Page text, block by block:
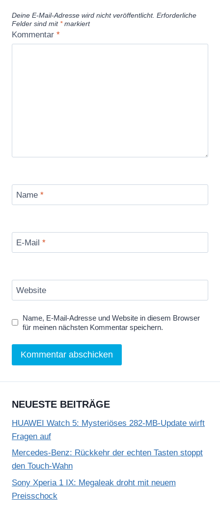
Deine E-Mail-Adresse wird nicht veröffentlicht. Erforderliche
Felder sind mit *markiert
Kommentar *
Name *
E-Mail *
Website
Name, E-Mail-Adresse und Website in diesem Browser
für meinen nächsten Kommentar speichern.
NEUESTE BEITRÄGE
HUAWEI Watch 5: Mysteriöses 282-MB-Update wirft
Fragen auf
Mercedes-Benz: Rückkehr der echten Tasten stoppt
den Touch-Wahn
Sony Xperia 1 IX: Megaleak droht mit neuem
Preisschock